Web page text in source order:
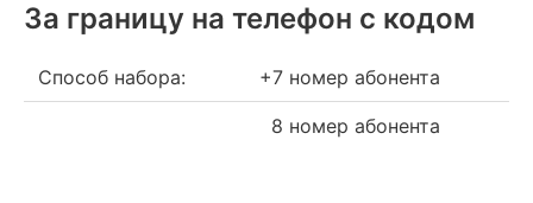
За границу на телефон c кодом
Способ набора: +7 номер абонента
8 номер абонента